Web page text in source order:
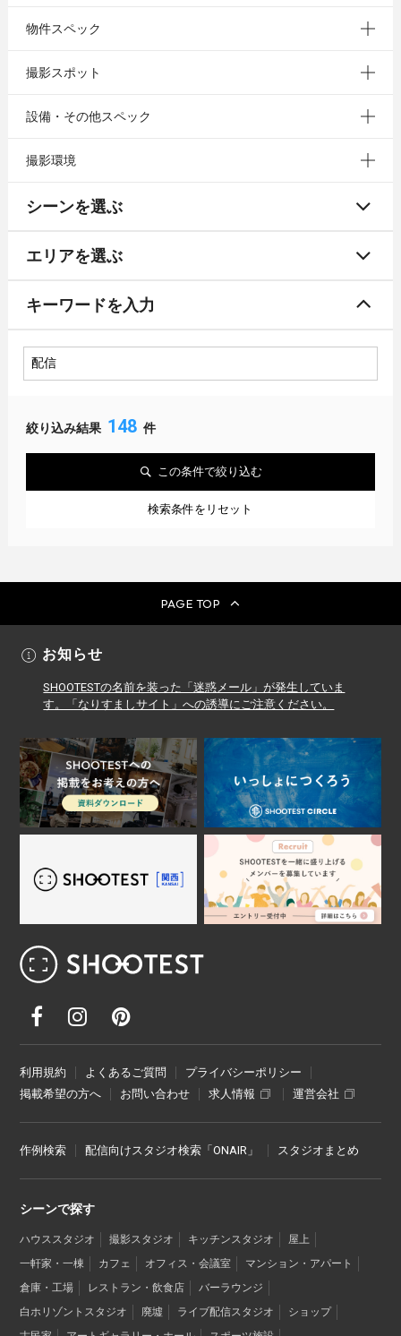
物件スペック
撮影スポット
設備・その他スペック
撮影環境
シーンを選ぶ
エリアを選ぶ
キーワードを入力
絞り込み結果 148 件
この条件で絞り込む
検索条件をリセット
PAGE TOP
お知らせ
SHOOTESTの名前を装った「迷惑メール」が発生していま
す。「なりすましサイト」への誘導にご注意ください。
利用規約 よくあるご質問
プライバシーポリシー
掲載希望の方へ
お問い合わせ 求人情報 運営会社
作例検索 配信向けスタジオ検索「ONAIR」 スタジオまとめ
シーンで探す
ハウススタジオ 撮影スタジオ キッチンスタジオ
屋上
一軒家・一棟
カフェ オフィス・会議室
マンション・アパート
倉庫・工場
レストラン・飲食店
バーラウンジ
白ホリゾントスタジオ
廃墟 ライブ配信スタジオ
ショップ